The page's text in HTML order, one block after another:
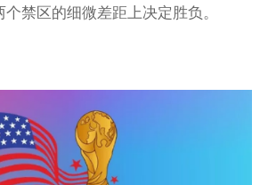
禁区的细微差距上决定胜负。